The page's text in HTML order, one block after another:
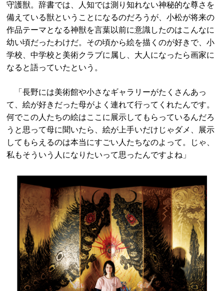
守護獣。辞書では、人知では測り知れない神秘的な尊さを
備えている獣ということになるのだろうが、小松が将来の
作品テーマとなる神獣を言葉以前に意識したのはこんなに
幼い頃だったわけだ。その頃から絵を描くのが好きで、小
学校、中学校と美術クラブに属し、大人になったら画家に
なると語っていたという。
「長野には美術館や小さなギャラリーがたくさんあっ
て、絵が好きだった母がよく連れて行ってくれたんです。
何でこの人たちの絵はここに展示してもらっているんだろ
うと思って母に聞いたら、絵が上手いだけじゃダメ、展示
してもらえるのは本当にすごい人たちなのよって。じゃ、
私もそういう人になりたいって思ったんですよね」